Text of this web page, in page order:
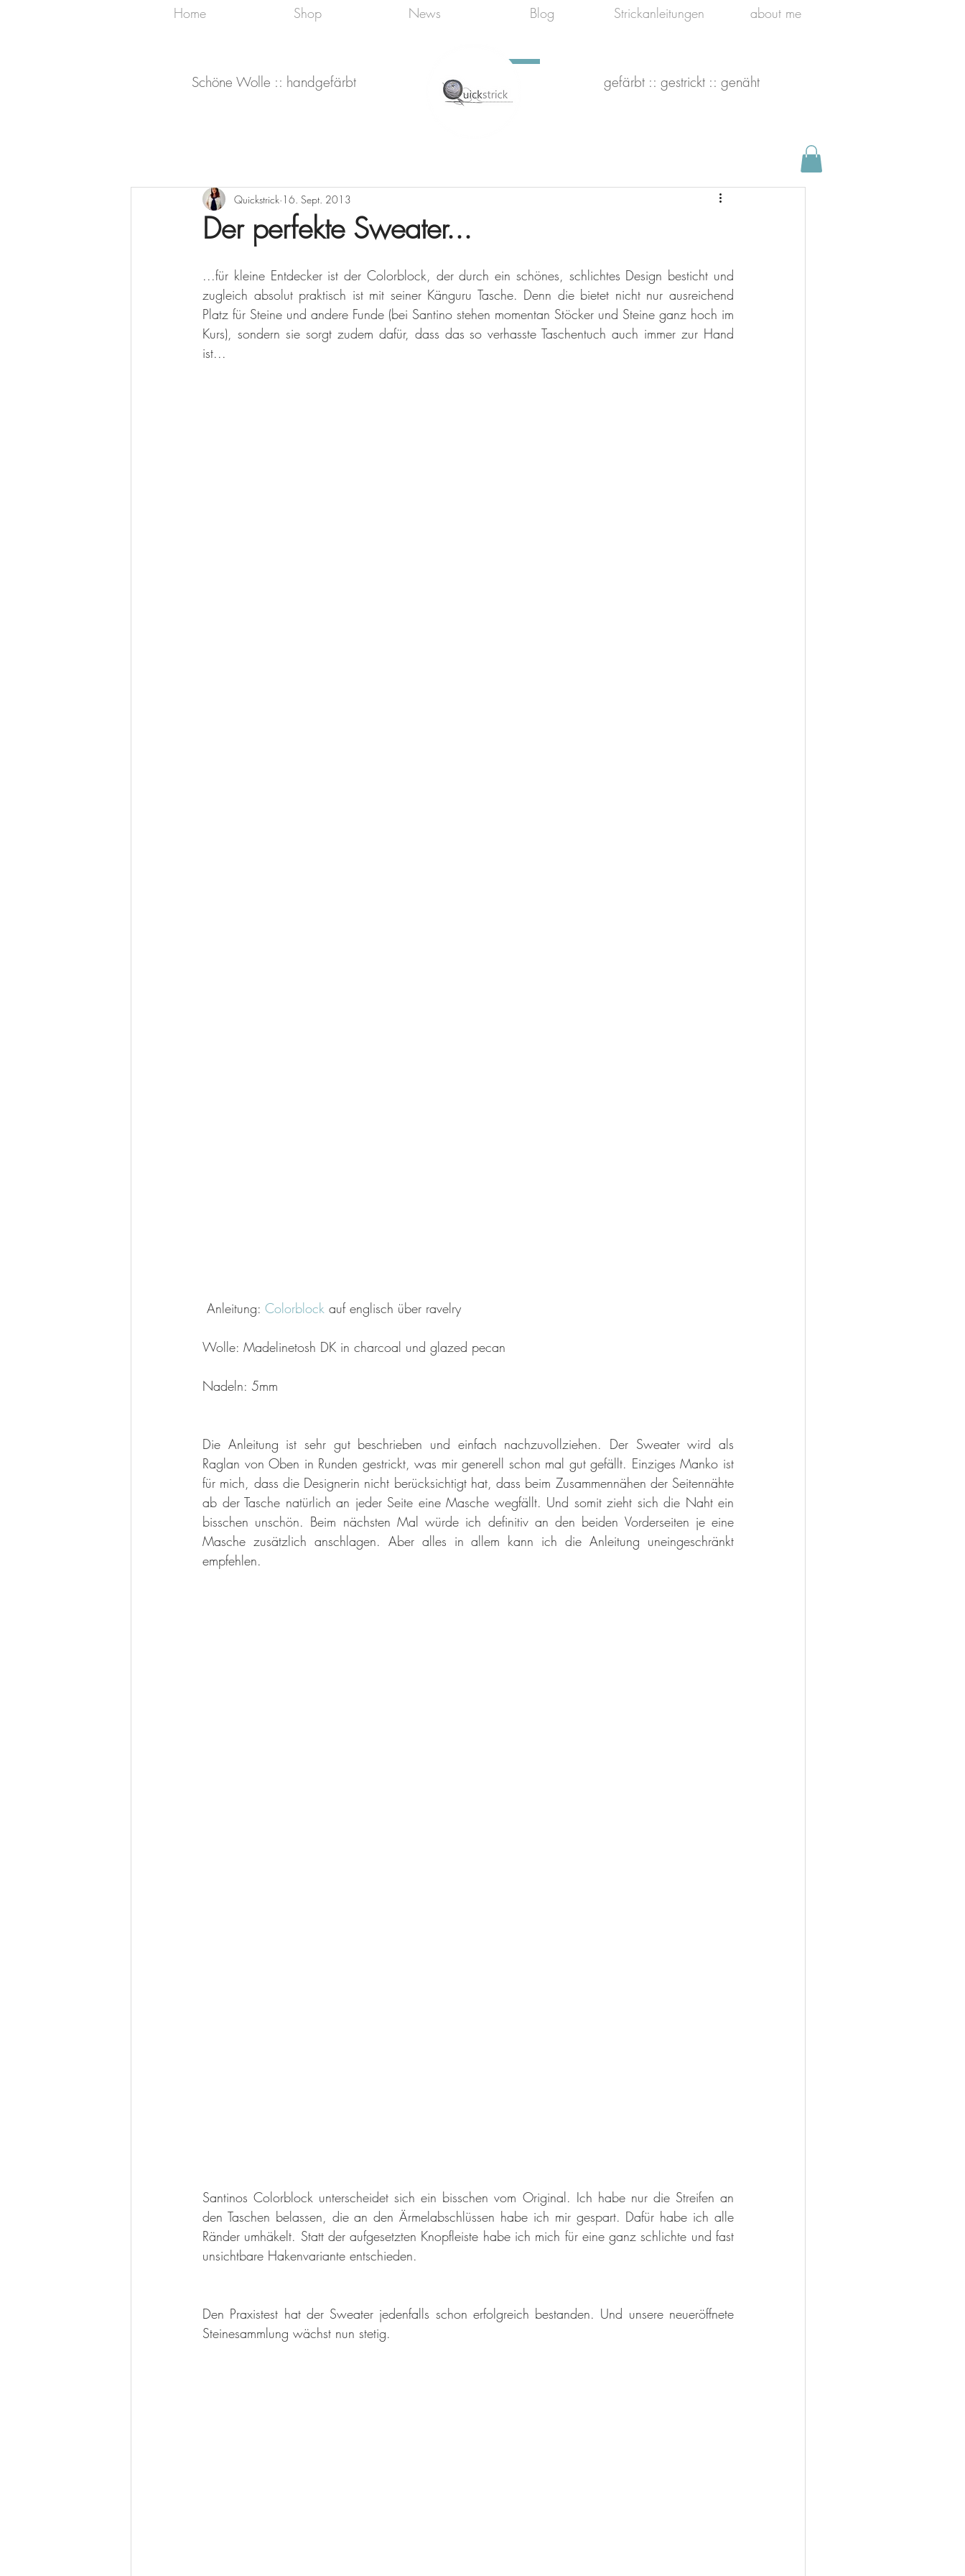
Home Shop News Blog Strickanleitungen about me
Schöne Wolle :: handgefärbt gefärbt :: gestrickt :: genäht
Der perfekte Sweater...
Quickstrick 16. Sept. 2013
...für kleine Entdecker ist der Colorblock, der durch ein schönes, schlichtes Design besticht und
zugleich absolut praktisch ist mit seiner Känguru Tasche. Denn die bietet nicht nur ausreichend
Platz für Steine und andere Funde (bei Santino stehen momentan Stöcker und Steine ganz hoch im
Kurs), sondern sie sorgt zudem dafür, dass das so verhasste Taschentuch auch immer zur Hand
ist...
Anleitung: Colorblock auf englisch über ravelry
Wolle: Madelinetosh DK in charcoal und glazed pecan
Nadeln: 5mm
Die Anleitung ist sehr gut beschrieben und einfach nachzuvollziehen. Der Sweater wird als
Raglan von Oben in Runden gestrickt, was mir generell schon mal gut gefällt. Einziges Manko ist
für mich, dass die Designerin nicht berücksichtigt hat, dass beim Zusammennähen der Seitennähte
ab der Tasche natürlich an jeder Seite eine Masche wegfällt. Und somit zieht sich die Naht ein
bisschen unschön. Beim nächsten Mal würde ich definitiv an den beiden Vorderseiten je eine
Masche zusätzlich anschlagen. Aber alles in allem kann ich die Anleitung uneingeschränkt
empfehlen.
Santinos Colorblock unterscheidet sich ein bisschen vom Original. Ich habe nur die Streifen an
den Taschen belassen, die an den Ärmelabschlüssen habe ich mir gespart. Dafür habe ich alle
Ränder umhäkelt. Statt der aufgesetzten Knopfleiste habe ich mich für eine ganz schlichte und fast
unsichtbare Hakenvariante entschieden.
Den Praxistest hat der Sweater jedenfalls schon erfolgreich bestanden. Und unsere neueröffnete
Steinesammlung wächst nun stetig.